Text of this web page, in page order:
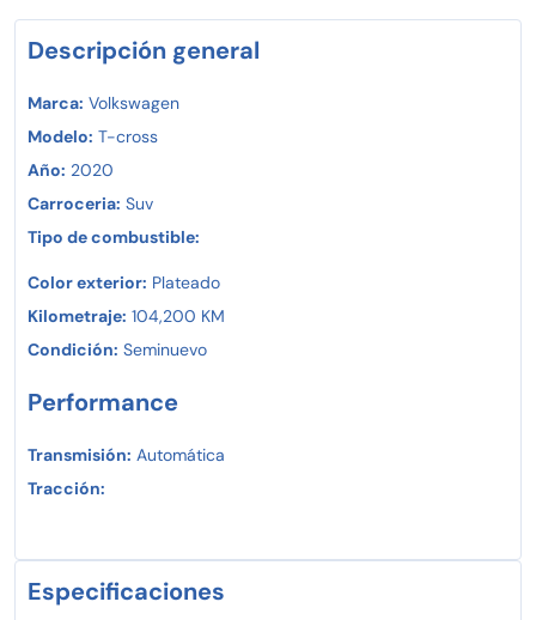
Descripción general
Marca: Volkswagen
Modelo: T-cross
Año: 2020
Carroceria: Suv
Tipo de combustible:
Color exterior: Plateado
Kilometraje: 104,200 KM
Condición: Seminuevo
Performance
Transmisión: Automática
Tracción:
Especificaciones